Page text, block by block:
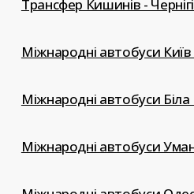
Трансфер Кишинів -
Міжнародні автобуси
Міжнародні автобуси
Міжнародні автобуси